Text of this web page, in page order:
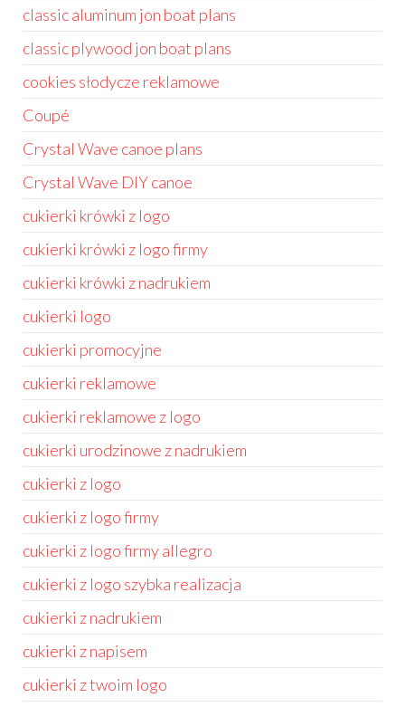
classic aluminum jon boat plans
classic plywood jon boat plans
cookies słodycze reklamowe
Coupé
Crystal Wave canoe plans
Crystal Wave DIY canoe
cukierki krówki z logo
cukierki krówki z logo firmy
cukierki krówki z nadrukiem
cukierki logo
cukierki promocyjne
cukierki reklamowe
cukierki reklamowe z logo
cukierki urodzinowe z nadrukiem
cukierki z logo
cukierki z logo firmy
cukierki z logo firmy allegro
cukierki z logo szybka realizacja
cukierki z nadrukiem
cukierki z napisem
cukierki z twoim logo